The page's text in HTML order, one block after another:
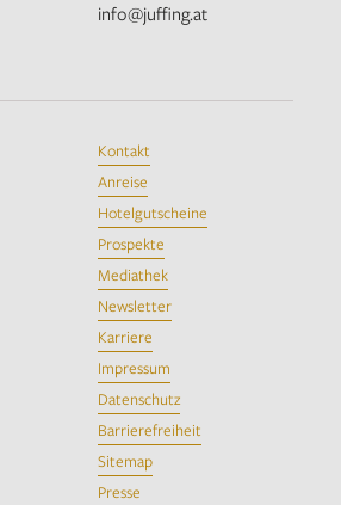
info@juffing.at
Kontakt
Anreise
Hotelgutscheine
Prospekte
Mediathek
Newsletter
Karriere
Impressum
Datenschutz
Barrierefreiheit
Sitemap
Presse